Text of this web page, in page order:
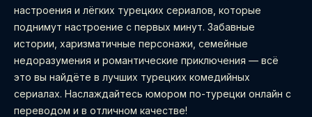
настроения и лёгких турецких сериалов, которые
поднимут настроение с первых минут. Забавные
истории, харизматичные персонажи, семейные
недоразумения и романтические приключения — всё
это вы найдёте в лучших турецких комедийных
сериалах. Наслаждайтесь юмором по-турецки онлайн с
переводом и в отличном качестве!